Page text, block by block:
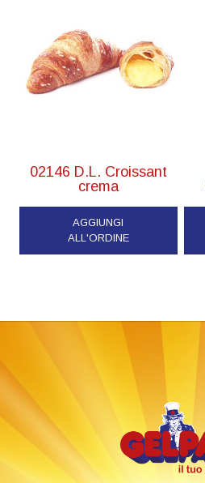
02146 D.L. Croissant
crema
AGGIUNGI
ALL'ORDINE